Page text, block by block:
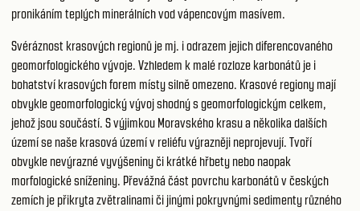
pronikáním teplých minerálních vod vápencovým masívem.
Svéráznost krasových regionů je mj. i odrazem jejich diferencovaného
geomorfologického vývoje. Vzhledem k malé rozloze karbonátů je i
bohatství krasových forem místy silně omezeno. Krasové regiony mají
obvykle geomorfologický vývoj shodný s geomorfologickým celkem,
jehož jsou součástí. S výjimkou Moravského krasu a několika dalších
území se naše krasová území v reliéfu výrazněji neprojevují. Tvoří
obvykle nevýrazné vyvýšeniny či krátké hřbety nebo naopak
morfologické sníženiny. Převážná část povrchu karbonátů v českých
zemích je přikryta zvětralinami či jinými pokryvnými sedimenty různého